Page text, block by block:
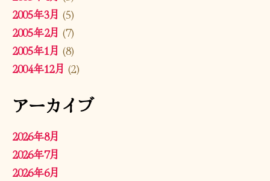
2005年3月 (5)
2005年2月 (7)
2005年1月 (8)
2004年12月 (2)
アーカイブ
2026年8月
2026年7月
2026年6月